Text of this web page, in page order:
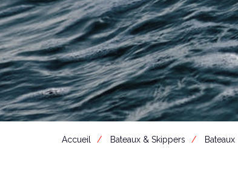
Accueil Bateaux & Skippers Bateaux